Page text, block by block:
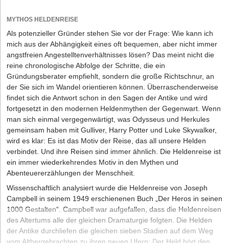
MYTHOS HELDENREISE
Als potenzieller Gründer stehen Sie vor der Frage: Wie kann ich
mich aus der Abhängigkeit eines oft bequemen, aber nicht immer
angstfreien An­gestelltenverhältnisses lösen? Das meint nicht die
reine chronologische Abfolge der Schritte, die ein
Gründungsberater empfiehlt, sondern die große Richtschnur, an
der Sie sich im Wandel orientieren können. Überraschenderweise
findet sich die Antwort schon in den Sagen der Antike und wird
fortgesetzt in den modernen Heldenmythen der Gegenwart. Wenn
man sich einmal vergegenwärtigt, was Odysseus und Herkules
gemeinsam haben mit Gulliver, Harry Potter und Luke Skywalker,
wird es klar: Es ist das Motiv der Reise, das all unsere Helden
verbindet. Und ihre Reisen sind immer ähnlich. Die Heldenreise ist
ein immer wiederkehrendes Motiv in den Mythen und
Abenteuererzählungen der Menschheit.
Wissenschaftlich analysiert wurde die Heldenreise von Joseph
Campbell in seinem 1949 erschienenen Buch „Der Heros in seinen
1000 Gestalten“. Campbell war aufgefallen, dass die Heldenreisen
des Altertums alle der gleichen Dramaturgie folgten. Die Helden
der Antike durchliefen die gleichen sieben Stadien auf dem Weg